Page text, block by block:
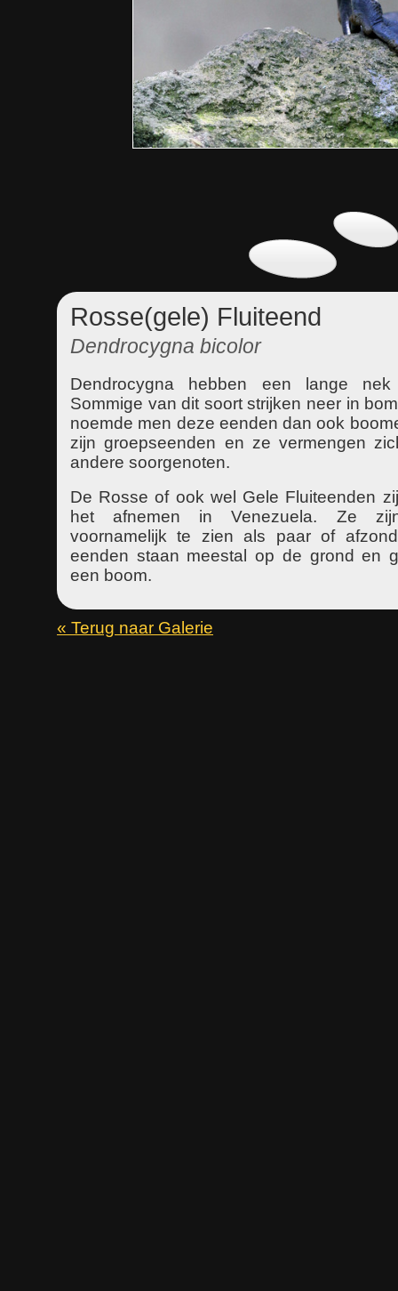
Rosse(gele) Fluiteend
Dendrocygna bicolor
Dendrocygna hebben een lange
Sommige van dit soort strijken neer in
noemde men deze eenden dan ook
zijn groepseenden en ze vermengen
andere soorgenoten.
De Rosse of ook wel Gele Fluiteenden
het afnemen in Venezuela. Ze
voornamelijk te zien als paar of
eenden staan meestal op de grond en
een boom.
« Terug naar Galerie